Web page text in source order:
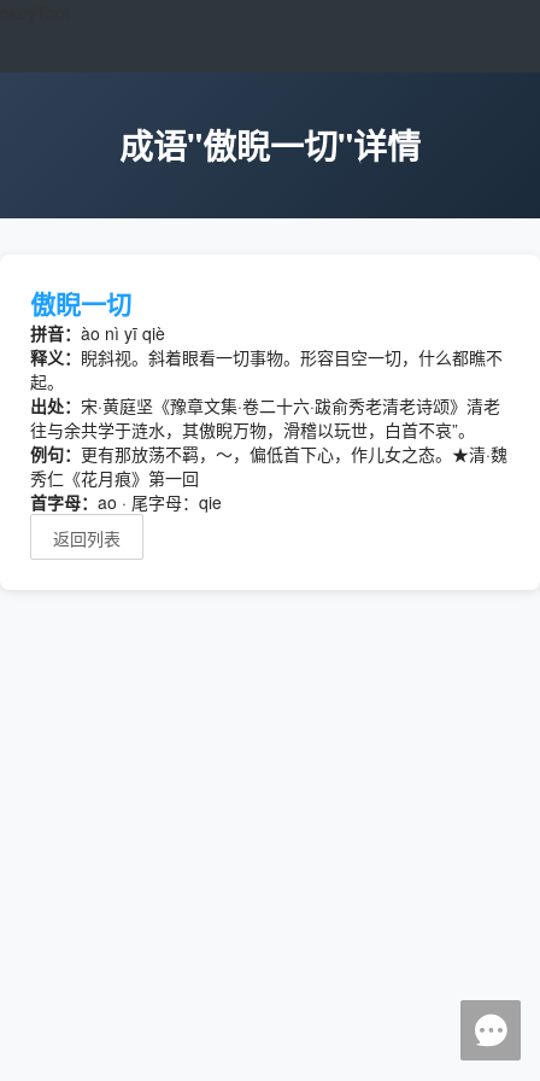
成语"傲睨一切"详情
傲睨一切
拼音： ào nì yī qiè
释义： 睨斜视。斜着眼看一切事物。形容目空一切，什么都瞧不
起。
出处： 宋·黄庭坚《豫章文集·卷二十六·跋俞秀老清老诗颂》清老
往与余共学于涟水，其傲睨万物，滑稽以玩世，白首不哀”。
例句： 更有那放荡不羁，～，偏低首下心，作儿女之态。★清·魏
秀仁《花月痕》第一回
首字母： ao · 尾字母：qie
返回列表